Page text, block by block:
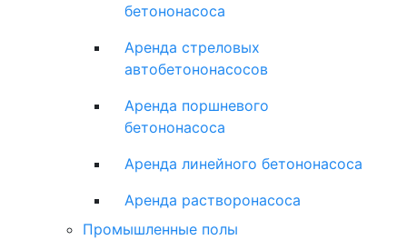
бетононасоса
Аренда стреловых
автобетононасосов
Аренда поршневого
бетононасоса
Аренда линейного бетононасоса
Аренда растворонасоса
Промышленные полы